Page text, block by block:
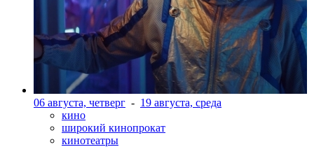
06 августа, четверг - 19 августа, среда
кино
широкий кинопрокат
кинотеатры